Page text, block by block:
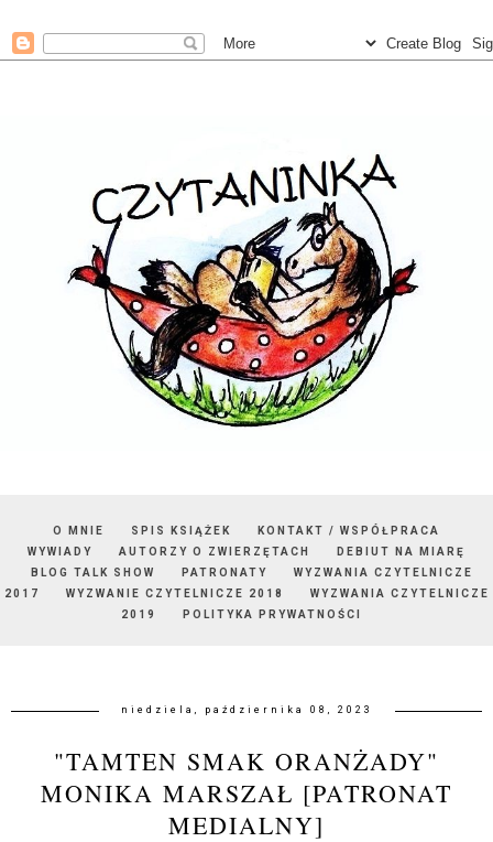
O MNIE SPIS KSIĄŻEK
KONTAKT / WSPÓŁPRACA
WYWIADY
AUTORZY O ZWIERZĘTACH
DEBIUT NA MIARĘ
BLOG TALK SHOW
PATRONATY
WYZWANIA CZYTELNICZE
2017
WYZWANIE CZYTELNICZE 2018
WYZWANIA CZYTELNICZE
2019
POLITYKA PRYWATNOŚCI
niedziela, października 08, 2023
"TAMTEN SMAK ORANŻADY"
MONIKA MARSZAŁ [PATRONAT
MEDIALNY]